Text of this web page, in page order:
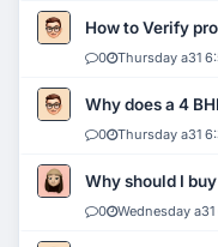
How to Verify
0 Thursday a31
Why does a 4
0 Thursday a31
Why should I
0 Wednesday